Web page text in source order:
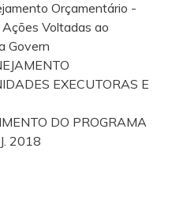
Orçamentário -
Voltadas ao
Govern
EXECUTORAS E
DO PROGRAMA
2018